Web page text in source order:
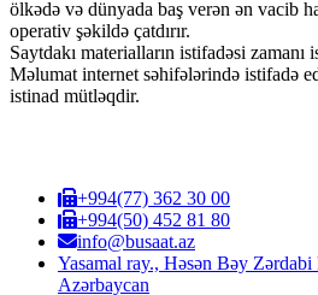
ölkədə və dünyada baş verən ən vacib
operativ şəkildə çatdırır.
Saytdakı materialların istifadəsi
Məlumat internet səhifələrində istifadə
istinad mütləqdir.
+994(77) 362 30 00
+994(50) 452 81 80
info@busaat.az
Yasamal ray., Həsən Bəy Zərdabi
Azərbaycan